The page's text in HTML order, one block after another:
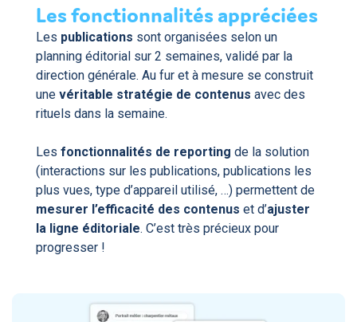
Les fonctionnalités appréciées
Les publications sont organisées selon un
planning éditorial sur 2 semaines, validé par la
direction générale. Au fur et à mesure se construit
une véritable stratégie de contenus avec des
rituels dans la semaine.
Les fonctionnalités de reporting de la solution
(interactions sur les publications, publications les
plus vues, type d’appareil utilisé, …) permettent de
mesurer l’efficacité des contenus et d’ajuster
la ligne éditoriale. C’est très précieux pour
progresser !